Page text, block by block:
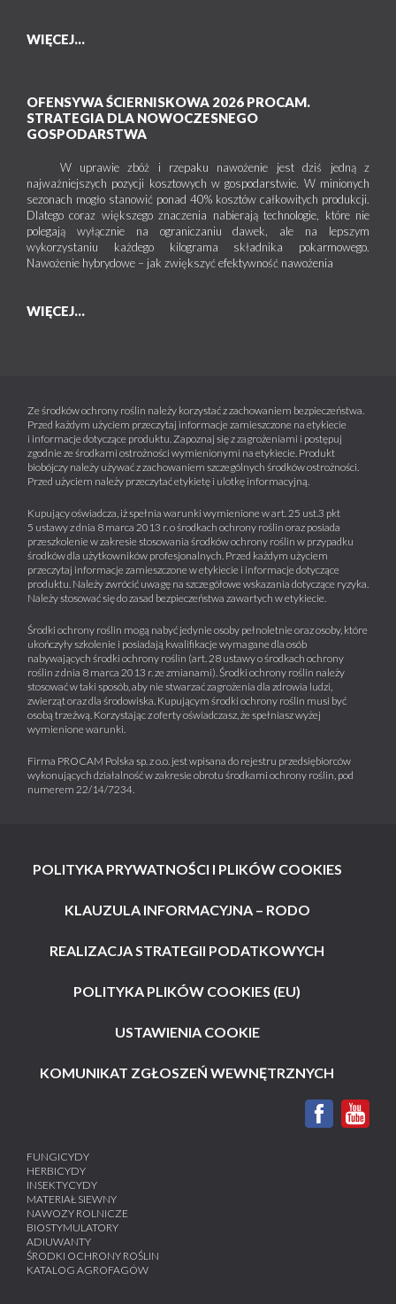
WIĘCEJ...
OFENSYWA ŚCIERNISKOWA 2026 PROCAM.
STRATEGIA DLA NOWOCZESNEGO
GOSPODARSTWA
W uprawie zbóż i rzepaku nawożenie jest dziś jedną z
najważniejszych pozycji kosztowych w gospodarstwie. W minionych
sezonach mogło stanowić ponad 40% kosztów całkowitych produkcji.
Dlatego coraz większego znaczenia nabierają technologie, które nie
polegają wyłącznie na ograniczaniu dawek, ale na lepszym
wykorzystaniu każdego kilograma składnika pokarmowego.
Nawożenie hybrydowe – jak zwiększyć efektywność nawożenia
WIĘCEJ...
Ze środków ochrony roślin należy korzystać z zachowaniem bezpieczeństwa.
Przed każdym użyciem przeczytaj informacje zamieszczone na etykiecie
i informacje dotyczące produktu. Zapoznaj się z zagrożeniami i postępuj
zgodnie ze środkami ostrożności wymienionymi na etykiecie. Produkt
biobójczy należy używać z zachowaniem szczególnych środków ostrożności.
Przed użyciem należy przeczytać etykietę i ulotkę informacyjną.
Kupujący oświadcza, iż spełnia warunki wymienione w art. 25 ust.3 pkt
5 ustawy z dnia 8 marca 2013 r. o środkach ochrony roślin oraz posiada
przeszkolenie w zakresie stosowania środków ochrony roślin w przypadku
środków dla użytkowników profesjonalnych. Przed każdym użyciem
przeczytaj informacje zamieszczone w etykiecie i informacje dotyczące
produktu. Należy zwrócić uwagę na szczegółowe wskazania dotyczące ryzyka.
Należy stosować się do zasad bezpieczeństwa zawartych w etykiecie.
Środki ochrony roślin mogą nabyć jedynie osoby pełnoletnie oraz osoby, które
ukończyły szkolenie i posiadają kwalifikacje wymagane dla osób
nabywających środki ochrony roślin (art. 28 ustawy o środkach ochrony
roślin z dnia 8 marca 2013 r. ze zmianami). Środki ochrony roślin należy
stosować w taki sposób, aby nie stwarzać zagrożenia dla zdrowia ludzi,
zwierząt oraz dla środowiska. Kupującym środki ochrony roślin musi być
osobą trzeźwą. Korzystając z oferty oświadczasz, że spełniasz wyżej
wymienione warunki.
Firma PROCAM Polska sp. z o.o. jest wpisana do rejestru przedsiębiorców
wykonujących działalność w zakresie obrotu środkami ochrony roślin, pod
numerem 22/14/7234.
POLITYKA PRYWATNOŚCI I PLIKÓW COOKIES
KLAUZULA INFORMACYJNA – RODO
REALIZACJA STRATEGII PODATKOWYCH
POLITYKA PLIKÓW COOKIES (EU)
USTAWIENIA COOKIE
KOMUNIKAT ZGŁOSZEŃ WEWNĘTRZNYCH
FUNGICYDY
HERBICYDY
INSEKTYCYDY
MATERIAŁ SIEWNY
NAWOZY ROLNICZE
BIOSTYMULATORY
ADIUWANTY
ŚRODKI OCHRONY ROŚLIN
KATALOG AGROFAGÓW